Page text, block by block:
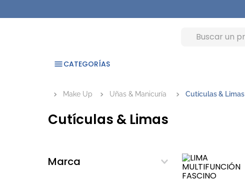
CATEGORÍAS
Make Up Uñas & Manicuría Cutículas & Limas
Cutículas & Limas
Marca